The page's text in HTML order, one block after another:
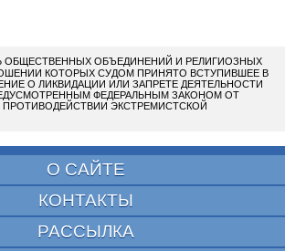
ОБЩЕСТВЕННЫХ ОБЪЕДИНЕНИЙ И РЕЛИГИОЗНЫХ
КОТОРЫХ СУДОМ ПРИНЯТО ВСТУПИВШЕЕ В
О ЛИКВИДАЦИИ ИЛИ ЗАПРЕТЕ ДЕЯТЕЛЬНОСТИ
ФЕДЕРАЛЬНЫМ ЗАКОНОМ ОТ
ПРОТИВОДЕЙСТВИИ ЭКСТРЕМИСТСКОЙ
О САЙТЕ
КОНТАКТЫ
РАССЫЛКА